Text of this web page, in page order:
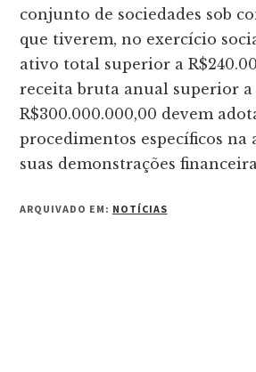
conjunto de sociedades sob
que tiverem, no exercício
ativo total superior a
receita bruta anual superior a
R$300.000.000,00 devem
procedimentos específicos na
suas demonstrações
ARQUIVADO EM: NOTÍCIAS